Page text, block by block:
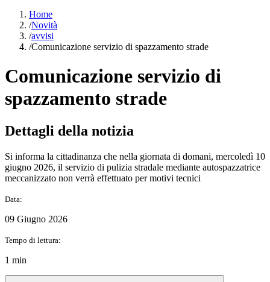
Home
/Novità
/avvisi
/Comunicazione servizio di spazzamento strade
Comunicazione servizio di
spazzamento strade
Dettagli della notizia
Si informa la cittadinanza che nella giornata di domani, mercoledì 10
giugno 2026, il servizio di pulizia stradale mediante autospazzatrice
meccanizzato non verrà effettuato per motivi tecnici
Data:
09 Giugno 2026
Tempo di lettura:
1 min